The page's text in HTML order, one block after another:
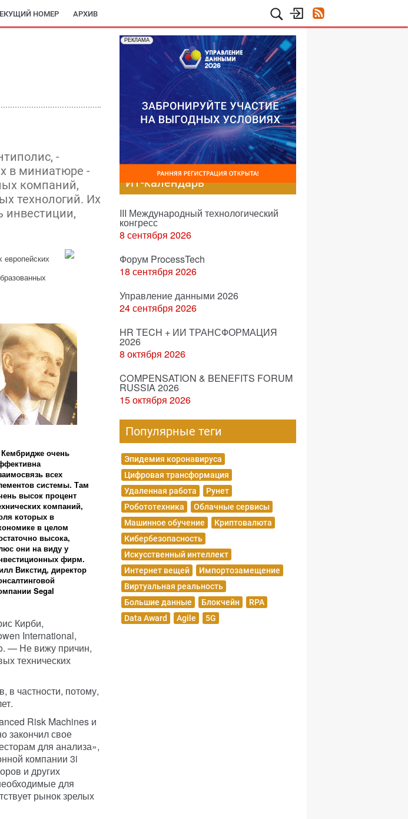
НОМЕР АРХИВ
-
в миниатюре -
компаний,
технологий. Их
инвестиции,
очень
всех
системы. Там
высок процент
компаний,
которых в
в целом
высока,
они на виду у
фирм.
Викстид, директор
Segal
Кирби,
International,
— Не вижу причин,
технических
в частности, потому,
Risk Machines и
закончил свое
для анализа»,
компании 3i
и других
для
рынок зрелых
РЕКЛАМА
ИТ-календарь
III Международный технологический
конгресс
8 сентября 2026
Форум ProcessTech
18 сентября 2026
Управление данными 2026
24 сентября 2026
HR TECH + ИИ ТРАНСФОРМАЦИЯ
2026
8 октября 2026
COMPENSATION & BENEFITS FORUM
RUSSIA 2026
15 октября 2026
Популярные теги
Эпидемия коронавируса
Цифровая трансформация
Удаленная работа
Рунет
Робототехника
Облачные сервисы
Машинное обучение
Криптовалюта
Кибербезопасность
Искусственный интеллект
Интернет вещей
Импортозамещение
Виртуальная реальность
Большие данные
Блокчейн
RPA
Data Award
Agile 5G